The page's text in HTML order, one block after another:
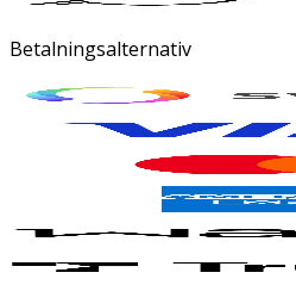
Betalningsalternativ